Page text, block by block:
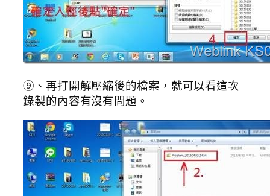
⑨、再打開解壓縮後的檔案，就可以看這次
錄製的內容有沒有問題。